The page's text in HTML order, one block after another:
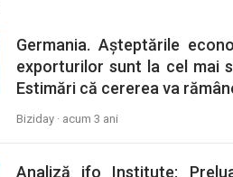
Germania. Așteptările
exporturilor sunt la cel mai
Estimări că cererea va
Biziday · acum 3 ani
Analiză ifo Institute: